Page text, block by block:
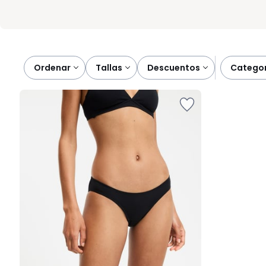
Ordenar tallas descuentos